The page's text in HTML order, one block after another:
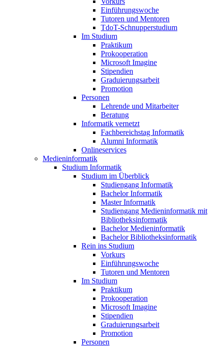
Einführungswoche
Tutoren und Mentoren
TdoT-Schnupperstudium
Im Studium
Praktikum
Prokooperation
Microsoft Imagine
Stipendien
Graduierungsarbeit
Promotion
Personen
Lehrende und Mitarbeiter
Beratung
Informatik vernetzt
Fachbereichstag Informatik
Alumni Informatik
Onlineservices
Medieninformatik
Studium Informatik
Studium im Überblick
Studiengang Informatik
Bachelor Informatik
Master Informatik
Studiengang Medieninformatik mit
Bibliotheksinformatik
Bachelor Medieninformatik
Bachelor Bibliotheksinformatik
Rein ins Studium
Vorkurs
Einführungswoche
Tutoren und Mentoren
Im Studium
Praktikum
Prokooperation
Microsoft Imagine
Stipendien
Graduierungsarbeit
Promotion
Personen